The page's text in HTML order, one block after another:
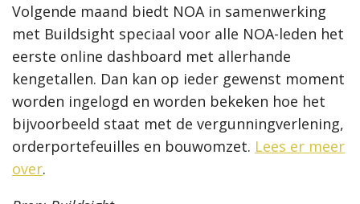
Volgende maand biedt NOA in samenwerking
met Buildsight speciaal voor alle NOA-leden het
eerste online dashboard met allerhande
kengetallen. Dan kan op ieder gewenst moment
worden ingelogd en worden bekeken hoe het
bijvoorbeeld staat met de vergunningverlening,
orderportefeuilles en bouwomzet. Lees er meer
over.